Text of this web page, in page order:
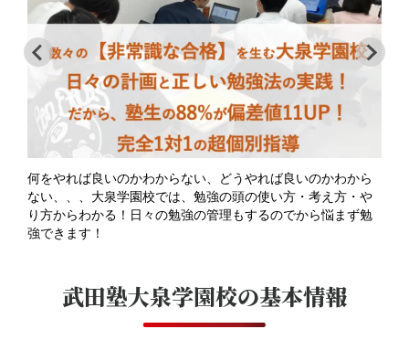
元武田塾生が多いので安心！アットホームで、どんな悩みも
解決！合格まで一緒に歩んでいきます！
武田塾大泉学園校の基本情報